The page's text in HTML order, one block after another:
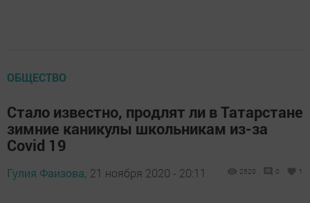
ОБЩЕСТВО
Стало известно, продлят ли в Татарстане
зимние каникулы школьникам из-за
Covid 19
Гулия Фаизова, 21 ноября 2020 - 20:11 2520 0 1